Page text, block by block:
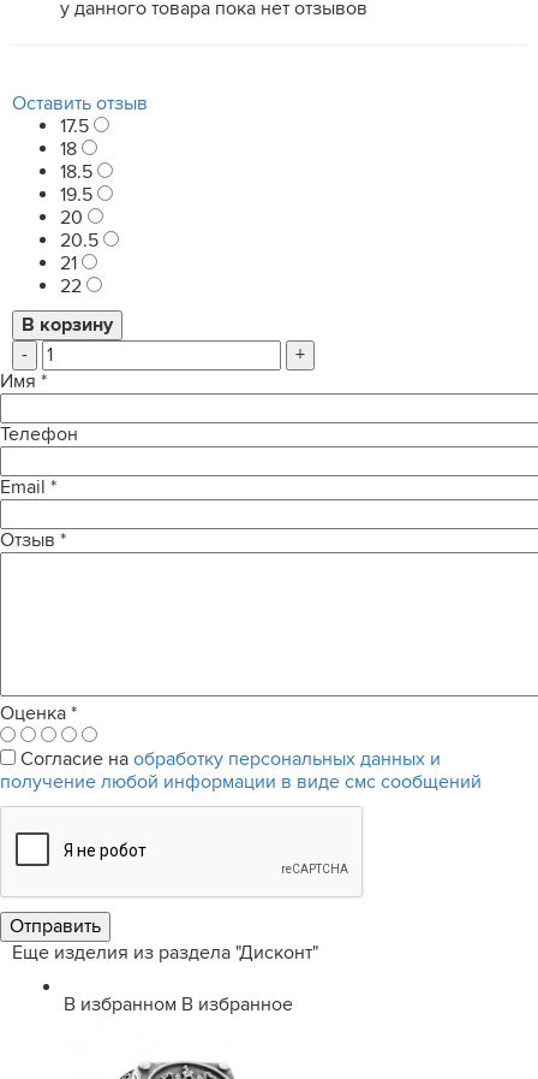
у данного товара пока нет отзывов
Оставить отзыв
17.5
18
18.5
19.5
20
20.5
21
22
-
+
Имя *
Телефон
Email *
Отзыв *
Оценка *
Согласие на обработку персональных данных и
получение любой информации в виде смс сообщений
Еще изделия из раздела "Дисконт"
В избранном В избранное